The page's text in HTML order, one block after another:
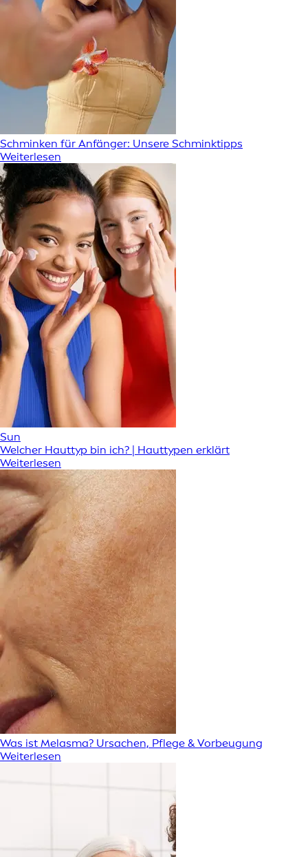
Schminken für Anfänger: Unsere Schminktipps
Weiterlesen
Sun
Welcher Hauttyp bin ich? | Hauttypen erklärt
Weiterlesen
Was ist Melasma? Ursachen, Pflege & Vorbeugung
Weiterlesen